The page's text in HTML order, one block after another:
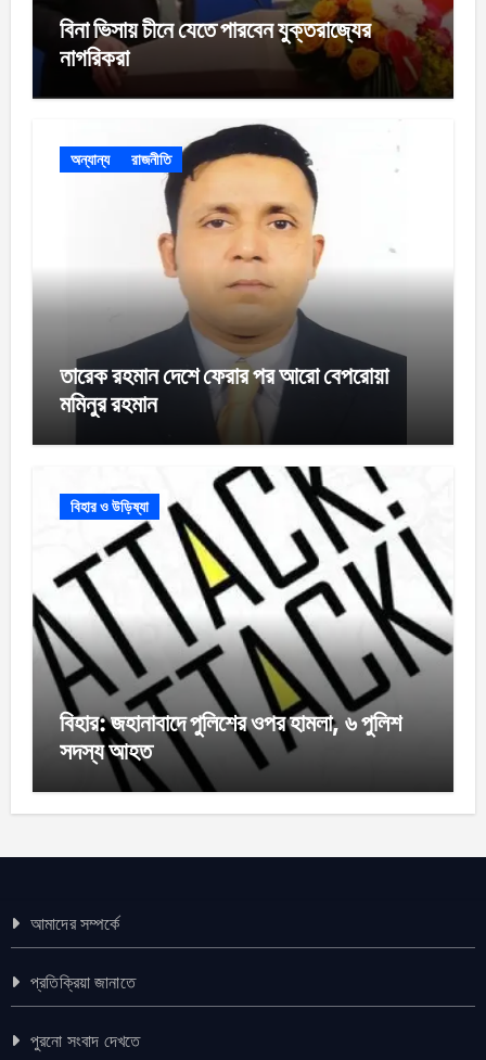
বিনা ভিসায় চীনে যেতে পারবেন যুক্তরাজ্যের
নাগরিকরা
অন্যান্য রাজনীতি
তারেক রহমান দেশে ফেরার পর আরো বেপরোয়া
মমিনুর রহমান
বিহার ও উড়িষ্যা
বিহার: জহানাবাদে পুলিশের ওপর হামলা, ৬ পুলিশ
সদস্য আহত
আমাদের সম্পর্কে
প্রতিক্রিয়া জানাতে
পুরনো সংবাদ দেখতে